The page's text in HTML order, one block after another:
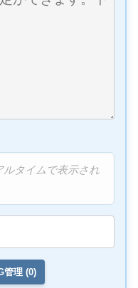
ルタイムで表示され
管理 (0)